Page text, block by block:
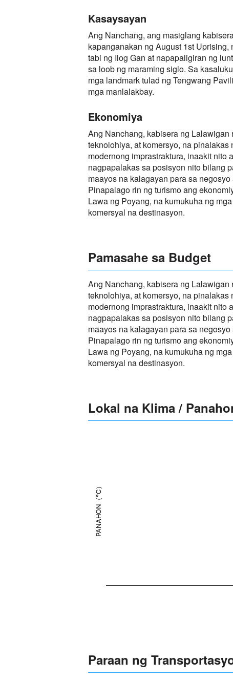
Kasaysayan
Ang Nanchang, ang masiglang
kapanganakan ng August 1st
tabi ng Ilog Gan at napapaligiran ng
sa loob ng maraming siglo. Sa
mga landmark tulad ng Tengwang
mga manlalakbay.
Ekonomiya
Ang Nanchang, kabisera ng
teknolohiya, at komersyo, na
modernong imprastraktura, inaakit nito
nagpapalakas sa posisyon nito bilang
maayos na kalagayan para sa
Pinapalago rin ng turismo ang
Lawa ng Poyang, na kumukuha ng
komersyal na destinasyon.
Pamasahe sa Budget
Ang Nanchang, kabisera ng
teknolohiya, at komersyo, na
modernong imprastraktura, inaakit nito
nagpapalakas sa posisyon nito bilang
maayos na kalagayan para sa
Pinapalago rin ng turismo ang
Lawa ng Poyang, na kumukuha ng
komersyal na destinasyon.
Lokal na Klima /
PANAHON（°C）
Paraan ng